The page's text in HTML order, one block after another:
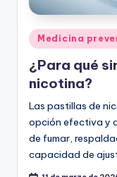
Publicado
en
Medicina
¿Para qué
nicotina?
Las pastillas de
opción efectiva y
de fumar,
capacidad de